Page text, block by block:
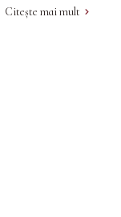
Citește mai mult